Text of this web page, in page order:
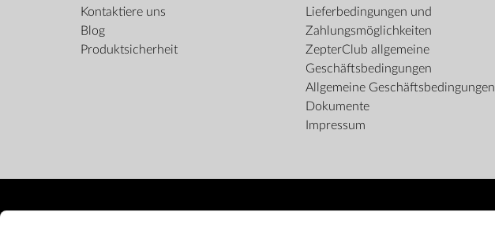
Kontaktiere uns
Blog
Produktsicherheit
Lieferbedingungen und
Zahlungsmöglichkeiten
ZepterClub allgemeine
Geschäftsbedingungen
Allgemeine Geschäftsbedingungen
Dokumente
Impressum